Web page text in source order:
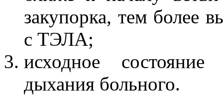
закупорка, тем более
с ТЭЛА;
исходное
дыхания больного.